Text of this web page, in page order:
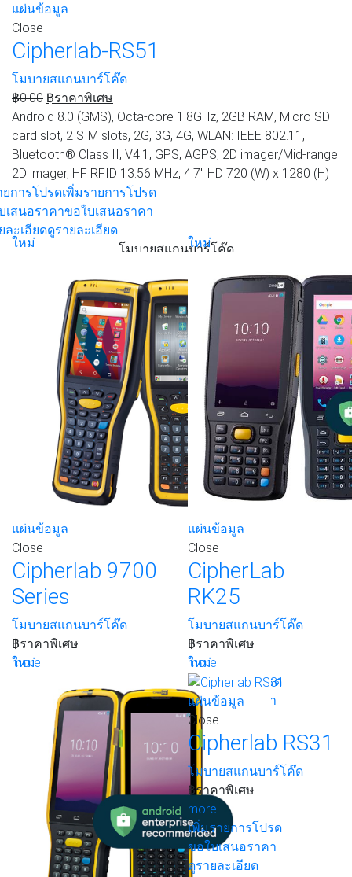
แผ่นข้อมูล
Close
Cipherlab-RS51
โมบายสแกนบาร์โค๊ด
฿0.00 ฿ราคาพิเศษ
Android 8.0 (GMS), Octa-core 1.8GHz, 2GB RAM, Micro SD
card slot, 2 SIM slots, 2G, 3G, 4G, WLAN: IEEE 802.11,
Bluetooth® Class II, V4.1, GPS, AGPS, 2D imager/Mid-range
2D imager, HF RFID 13.56 MHz, 4.7'' HD 720 (W) x 1280 (H)
ยการโปรดเพิ่มรายการโปรด
เสนอราคาขอใบเสนอราคา
ละเอียดดูรายละเอียด
โมบายสแกนบาร์โค๊ด
ใหม่
ขายดี
ใหม่
แผ่นข้อมูล
Close
Cipherlab 9700
Series
โมบายสแกนบาร์โค๊ด
฿ราคาพิเศษ
more
ขอใบเสนอราคา
ดูรายละเอียด
ใหม่
แผ่นข้อมูล
Close
CipherLab
RK25
โมบายสแกนบาร์โค๊ด
฿ราคาพิเศษ
more
เพิ่มรายการโปรด
ขอใบเสนอราคา
ดูรายละเอียด
ใหม่ ใหม่
แผ่นข้อมูล
Close
Cipherlab RS31
โมบายสแกนบาร์โค๊ด
฿ราคาพิเศษ
more
เพิ่มรายการโปรด
ขอใบเสนอราคา
ดูรายละเอียด